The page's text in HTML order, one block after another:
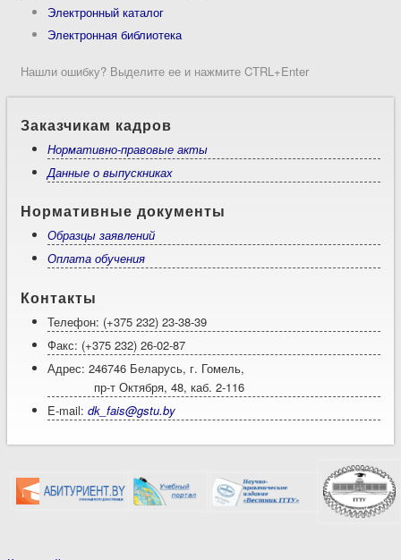
Электронный каталог
Электронная библиотека
Нашли ошибку? Выделите ее и нажмите CTRL+Enter
Заказчикам кадров
Нормативно-правовые акты
Данные о выпускниках
Нормативные документы
Образцы заявлений
Оплата обучения
Контакты
Телефон: (+375 232) 23-38-39
Факс: (+375 232) 26-02-87
Адрес: 246746 Беларусь, г. Гомель,
пр-т Октября, 48, каб. 2-116
E-mail:dk_fais@gstu.by